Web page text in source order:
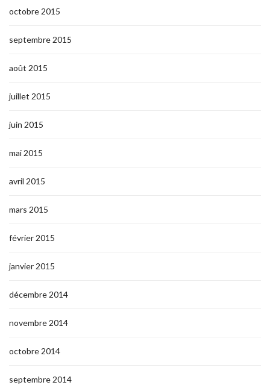
octobre 2015
septembre 2015
août 2015
juillet 2015
juin 2015
mai 2015
avril 2015
mars 2015
février 2015
janvier 2015
décembre 2014
novembre 2014
octobre 2014
septembre 2014